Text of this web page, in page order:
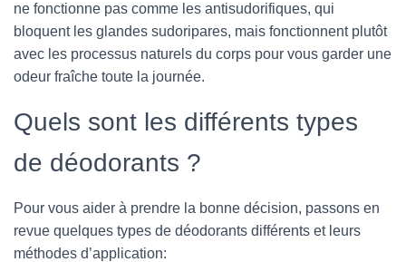
ne fonctionne pas comme les antisudorifiques, qui
bloquent les glandes sudoripares, mais fonctionnent plutôt
avec les processus naturels du corps pour vous garder une
odeur fraîche toute la journée.
Quels sont les différents types
de déodorants ?
Pour vous aider à prendre la bonne décision, passons en
revue quelques types de déodorants différents et leurs
méthodes d’application: